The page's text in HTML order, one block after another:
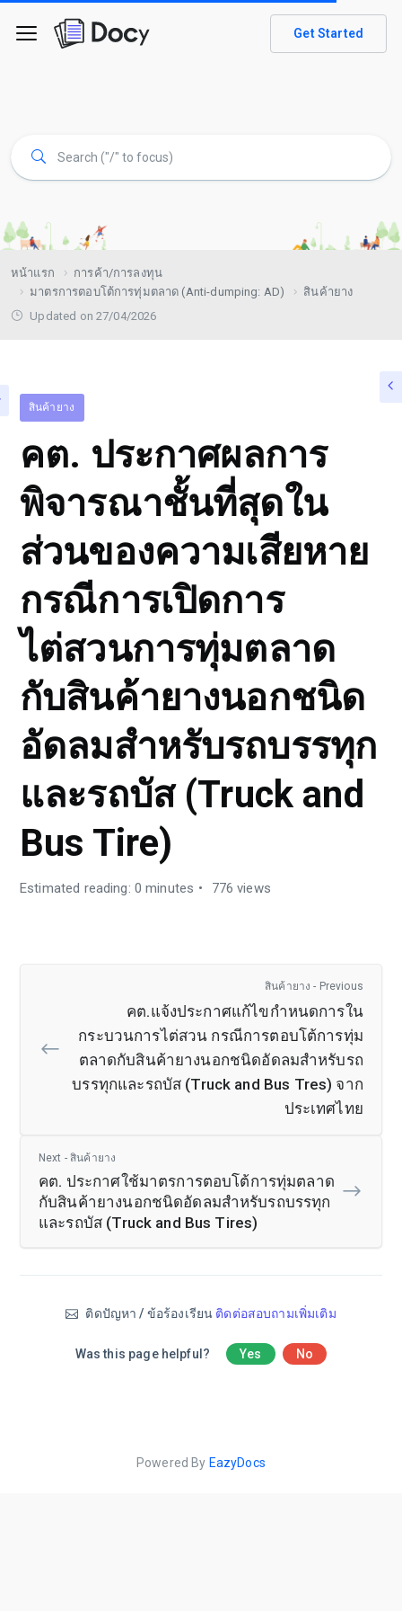
Get Started
หน้าแรก
การค้า/การลงทุน
มาตรการตอบโต้การทุ่มตลาด (Anti-dumping: AD)
สินค้ายาง
Updated on 27/04/2026
สินค้ายาง
คต. ประกาศผลการ
พิจารณาชั้นที่สุดใน
ส่วนของความเสียหาย
กรณีการเปิดการ
ไต่สวนการทุ่มตลาด
กับสินค้ายางนอกชนิด
อัดลมสำหรับรถบรรทุก
และรถบัส (Truck and
Bus Tire)
Estimated reading: 0 minutes 776 views
สินค้ายาง - Previous
คต.แจ้งประกาศแก้ไขกำหนดการใน
กระบวนการไต่สวน กรณีการตอบโต้การทุ่ม
ตลาดกับสินค้ายางนอกชนิดอัดลมสำหรับรถ
บรรทุกและรถบัส (Truck and Bus Tres) จาก
ประเทศไทย
Next - สินค้ายาง
คต. ประกาศใช้มาตรการตอบโต้การทุ่มตลาด
กับสินค้ายางนอกชนิดอัดลมสำหรับรถบรรทุก
และรถบัส (Truck and Bus Tires)
ติดปัญหา / ข้อร้องเรียน ติดต่อสอบถามเพิ่มเติม
Was this page helpful? Yes No
Powered By EazyDocs